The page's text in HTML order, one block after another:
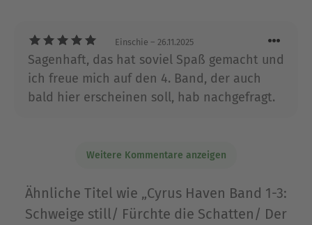
Wales, Australien, geboren. Er war lange als
Journalist tätig, bevor er sich ganz der
Schriftstellerei widmete. Mit seinen Romanen
stürmt er regelmäßig die Bestsellerlisten und
Michael Robotham lebt mit seiner Familie in
Ausblenden
Einschie – 26.11.2025
Sagenhaft, das hat soviel Spaß gemacht und
ich freue mich auf den 4. Band, der auch
bald hier erscheinen soll, hab nachgefragt.
Weitere Kommentare anzeigen
Ähnliche Titel wie „Cyrus Haven Band 1-3:
Schweige still/ Fürchte die Schatten/ Der